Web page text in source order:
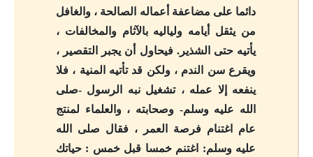
دائما على مضاعفة أعماله الصالحة ، والغافل
من يثقل أيامه ولياليه بالآثام والمخالفات ،
يأتيه حتى الشذير. فيحاول أن يجبر التقصير ،
ويقرع سن الندم ، ولكن قد تأتيه المنية ، فلا
ينفعه إلا عمله ، تشغيل نبه الرسول -صلى
الله عليه وسلم- وصحابته ، والعلماء لمنتج
عام اغتنام فرصة العمر ، فقال صلى الله
عليه وسلم: اغتنم خمسا قبل خمس : حياتك